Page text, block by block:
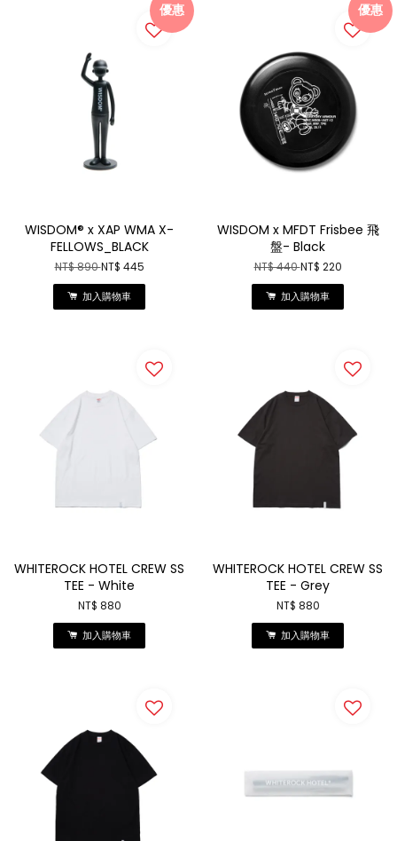
優惠
WISDOM® x XAP WMA X-
FELLOWS_BLACK
NT$ 890NT$ 445
加入購物車
優惠
WISDOM x MFDT Frisbee 飛
盤- Black
NT$ 440NT$ 220
加入購物車
WHITEROCK HOTEL CREW SS
TEE - White
NT$ 880
加入購物車
WHITEROCK HOTEL CREW SS
TEE - Grey
NT$ 880
加入購物車